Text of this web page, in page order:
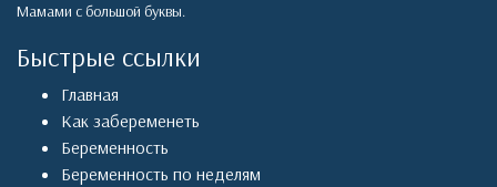
Мамами с большой буквы.
Быстрые ссылки
Главная
Как забеременеть
Беременность
Беременность по неделям